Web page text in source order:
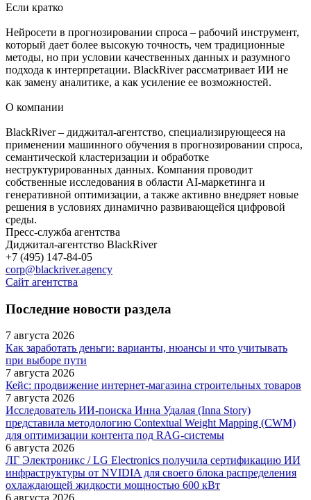
Если кратко
Нейросети в прогнозировании спроса – рабочий инструмент,
который дает более высокую точность, чем традиционные
методы, но при условии качественных данных и разумного
подхода к интерпретации. BlackRiver рассматривает ИИ не
как замену аналитике, а как усиление ее возможностей.
О компании
BlackRiver – диджитал-агентство, специализирующееся на
применении машинного обучения в прогнозировании спроса,
семантической кластеризации и обработке
неструктурированных данных. Компания проводит
собственные исследования в области AI-маркетинга и
генеративной оптимизации, а также активно внедряет новые
решения в условиях динамично развивающейся цифровой
среды.
Пресс-служба агентства
Диджитал-агентство BlackRiver
+7 (495) 147-84-05
corp@blackriver.agency
Сайт агентства
Последние новости раздела
7 августа 2026
Как заработать деньги: варианты, нюансы и что учитывать
при выборе пути
7 августа 2026
Кейс: продвижение интернет‑магазина строительных товаров
7 августа 2026
Исследователь ИИ-поиска Инна Удалая (Inna Story)
представила методологию Contextual Weight Mapping (CWM)
для оптимизации контента под RAG-системы
6 августа 2026
ЛГ Электроникс / LG Electronics получила сертификацию ИИ
инфраструктуры от NVIDIA для своего блока распределения
охлаждающей жидкости мощностью 600 кВт